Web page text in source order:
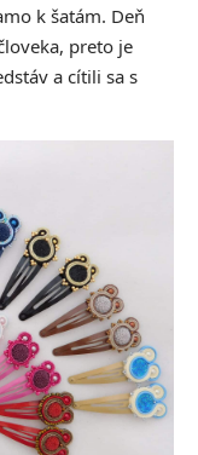
k šatám. Deň
preto je
a cítili sa s